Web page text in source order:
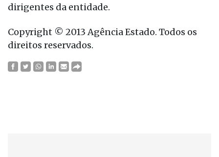
dirigentes da entidade.
Copyright © 2013 Agência Estado. Todos os
direitos reservados.